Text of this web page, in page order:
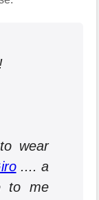
wear
.... a
to me